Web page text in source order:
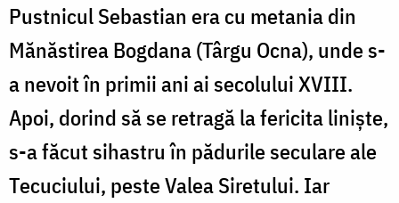
Pustnicul Sebastian era cu metania din
Mănăstirea Bogdana (Târgu Ocna), unde s-
a nevoit în primii ani ai secolului XVIII.
Apoi, dorind să se retragă la fericita linişte,
s-a făcut sihastru în pădurile seculare ale
Tecuciului, peste Valea Siretului. Iar